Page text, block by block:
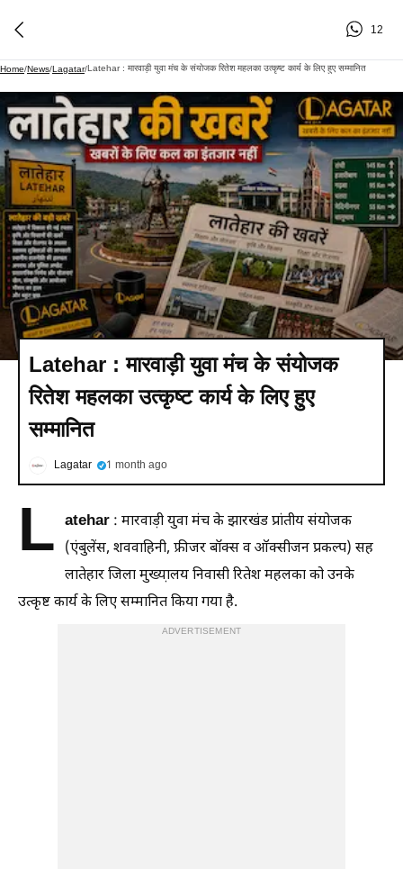
12
Home/News/Lagatar/Latehar : मारवाड़ी युवा मंच के संयोजक रितेश महलका उत्कृष्ट कार्य के लिए हुए सम्मानित
Latehar : मारवाड़ी युवा मंच के संयोजक
रितेश महलका उत्कृष्ट कार्य के लिए हुए
सम्मानित
Lagatar 1 month ago
L atehar : मारवाड़ी युवा मंच के झारखंड प्रांतीय संयोजक
(एंबुलेंस, शववाहिनी, फ्रीजर बॉक्स व ऑक्सीजन प्रकल्प) सह
लातेहार जिला मुख्या़लय निवासी रितेश महलका को उनके
उत्कृष्ट कार्य के लिए सम्मानित किया गया है.
ADVERTISEMENT